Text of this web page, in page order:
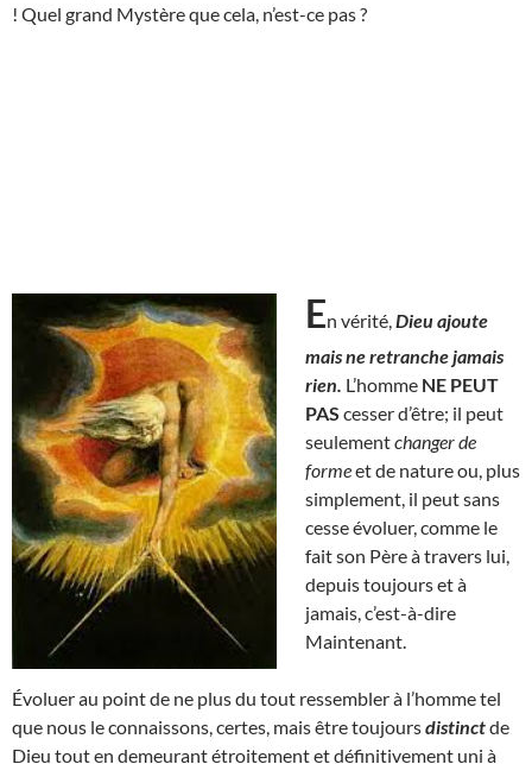
! Quel grand Mystère que cela, n’est-ce pas ?
En vérité, Dieu ajoute
mais ne retranche jamais
rien. L’homme NE PEUT
PAS cesser d’être; il peut
seulementchanger de
formeet de nature ou, plus
simplement, il peut sans
cesse évoluer, comme le
fait son Père à travers lui,
depuis toujours et à
jamais, c’est-à-dire
Maintenant.
Évoluer au point de ne plus du tout ressembler à l’homme tel
que nous le connaissons, certes, mais être toujoursdistinctde
Dieu tout en demeurant étroitement et définitivement uni à